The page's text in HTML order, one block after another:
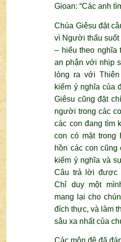
Gioan: “Các anh
Chúa Giêsu đặt
vì Người thấu suốt
– hiểu theo nghĩa
an phận với nhịp
lòng ra với
kiếm ý nghĩa của
Giêsu cũng đặt
người trong các
các con đang tìm
con có mặt trong
hồn các con
kiếm ý nghĩa và
Câu trả lời được
Chỉ duy một
mang lại cho
đích thực, và làm
sâu xa nhất của
Các môn đệ đã